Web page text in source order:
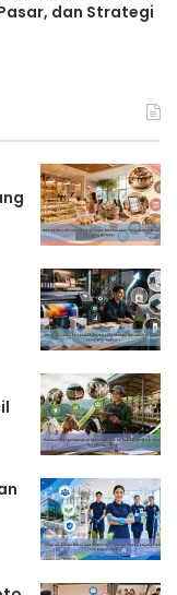
dan Strategi